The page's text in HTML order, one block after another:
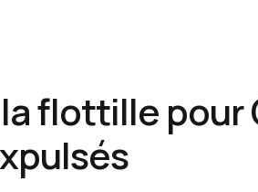
flottille pour